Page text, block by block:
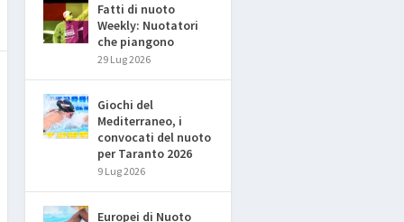
Fatti di nuoto
Weekly: Nuotatori
che piangono
29 Lug 2026
Giochi del
Mediterraneo, i
convocati del nuoto
per Taranto 2026
9 Lug 2026
Europei di Nuoto